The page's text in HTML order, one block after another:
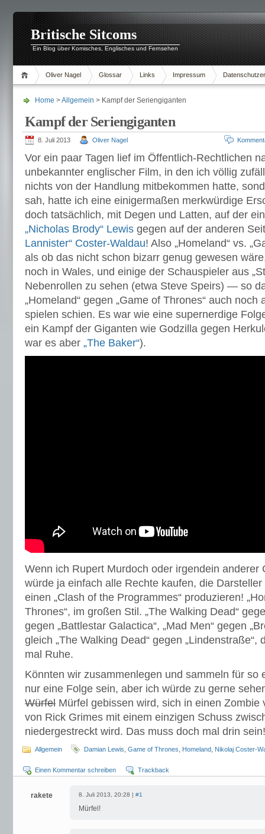
Britische Sitcoms
Ein Blog über Komisches, Englisches und Fernsehen
Oliver Nagel Glossar Links Impressum
Home >Allgemein > Kampf der Seriengiganten
Kampf der Seriengiganten
8. Juli 2013 Oliver Nagel
Vor ein paar Tagen lief im Öffentlich-Rechtlichen
unbekannter englischer Film, in den ich völlig
nichts von der Handlung mitbekommen hatte,
sah, hatte ich eine einigermaßen merkwürdige
doch tatsächlich, mit Degen und Latten, auf der
„Nicholas Brody“ Lewis gegen auf der anderen
Lannister“ Coster-Waldau! Also „Homeland“ vs.
als ob das nicht schon bizarr genug gewesen
noch in Wales, und einige der Schauspieler aus
Nebenrollen zu sehen (etwa Steve Speirs) — so
„Homeland“ gegen „Game of Thrones“ auch noch
spielen schien. Es war wie eine supernerdige
ein Kampf der Giganten wie Godzilla gegen
war es aber „The Baker“).
Wenn ich Rupert Murdoch oder irgendein anderer
würde ja einfach alle Rechte kaufen, die
einen „Clash of the Programmes“ produzieren!
Thrones“, im großen Stil. „The Walking Dead“
gegen „Battlestar Galactica“, „Mad Men“ gegen
gleich „The Walking Dead“ gegen „Lindenstraße“,
mal Ruhe.
Könnten wir zusammenlegen und sammeln für so
nur eine Folge sein, aber ich würde zu gerne
Würfel Mürfel gebissen wird, sich in einen Zombie
von Rick Grimes mit einem einzigen Schuss
niedergestreckt wird. Das muss doch mal drin sein!
Allgemein Damian Lewis Game of Thrones Homeland Nikolaj Coster-
Einen Kommentar schreiben Trackback
rakete 8. Juli 2013, 20:28 | #1
Mürfel!